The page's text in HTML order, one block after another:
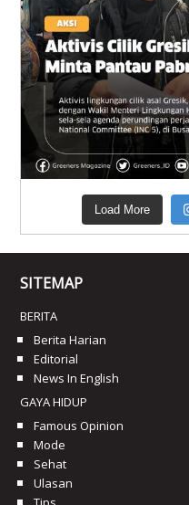
Load More
SITEMAP
BERITA
Berita Harian
Editorial
News In English
GAYA HIDUP
Famous Opinion
Mode
Sehat
Ulasan